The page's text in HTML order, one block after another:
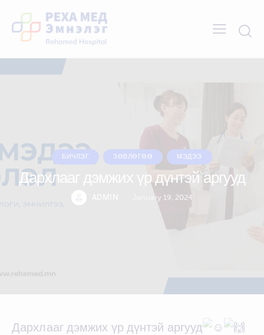
БИЧЛЭГ ЗӨВЛӨГӨӨ МЭДЭЭ
Дархлааг дэмжих үр дүнтэй аргууд
January 19, 2024
Дархлааг дэмжих үр дүнтэй аргууд